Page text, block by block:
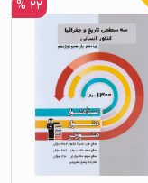
۲۲ %